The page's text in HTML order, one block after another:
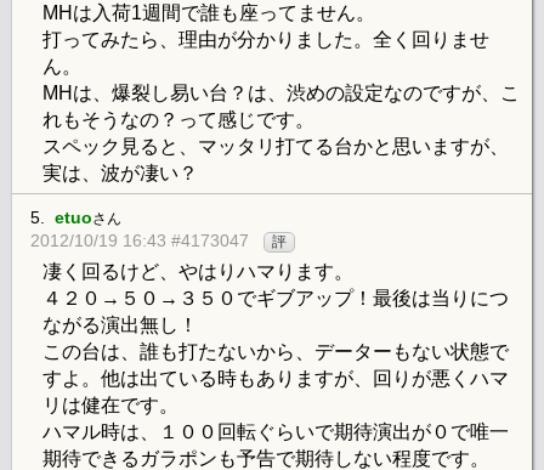
MHは入荷1週間で誰も座ってません。
打ってみたら、理由が分かりました。全く回りませ
ん。
MHは、爆裂し易い台？は、渋めの設定なのですが、こ
れもそうなの？って感じです。
スペック見ると、マッタリ打てる台かと思いますが、
実は、波が凄い？
5. etuoさん
2012/10/19 16:43 #4173047 評
凄く回るけど、やはりハマります。
４２０→５０→３５０でギブアップ！最後は当りにつ
ながる演出無し！
この台は、誰も打たないから、データーもない状態で
すよ。他は出ている時もありますが、回りが悪くハマ
リは健在です。
ハマル時は、１００回転ぐらいで期待演出が０で唯一
期待できるガラポンも予告で期待しない程度です。